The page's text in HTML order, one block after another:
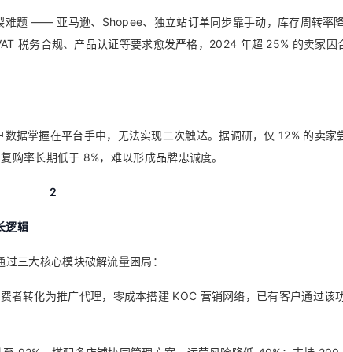
难题 —— 亚马逊、Shopee、独立站订单同步靠手动，库存周转率
税务合规、产品认证等要求愈发严格，2024 年超 25% 的卖家因
据掌握在平台手中，无法实现二次触达。据调研，仅 12% 的卖家
购率长期低于 8%，难以形成品牌忠诚度。
2
逻辑
三大核心模块破解流量困局：
者转化为推广代理，零成本搭建 KOC 营销网络，已有客户通过该